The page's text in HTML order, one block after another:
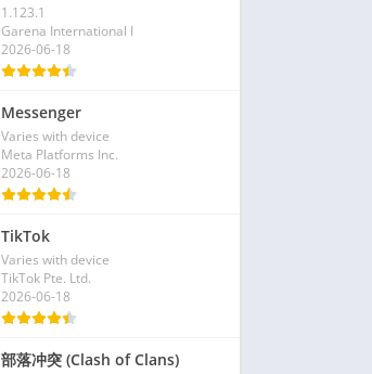
1.123.1
Garena International I
2026-06-18
Messenger
Varies with device
Meta Platforms Inc.
2026-06-18
TikTok
Varies with device
TikTok Pte. Ltd.
2026-06-18
部落冲突 (Clash of Clans)